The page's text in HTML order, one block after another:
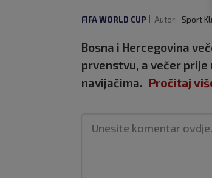
FIFA WORLD CUP Autor: Sport
Bosna i Hercegovina
prvenstvu, a večer
navijačima. Pročitaj